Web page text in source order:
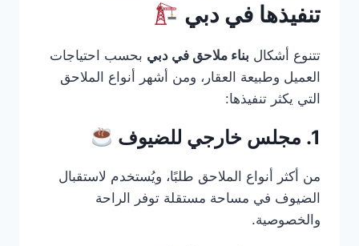
تنفيذها في دبي
تتنوع أشكال بناء ملاحق في دبي بحسب احتياجات
العميل وطبيعة العقار، ومن أشهر أنواع الملاحق
التي يكثر تنفيذها:
1. مجلس خارجي للضيوف
من أكثر أنواع الملاحق طلبًا، ويُستخدم لاستقبال
الضيوف في مساحة مستقلة توفر الراحة
والخصوصية.